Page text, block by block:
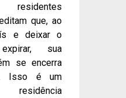
que, ao
e deixar o
sua
se encerra
Isso é um